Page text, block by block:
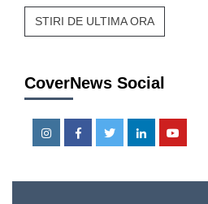
STIRI DE ULTIMA ORA
CoverNews Social
InstagramFacebookTwitterLinkedin